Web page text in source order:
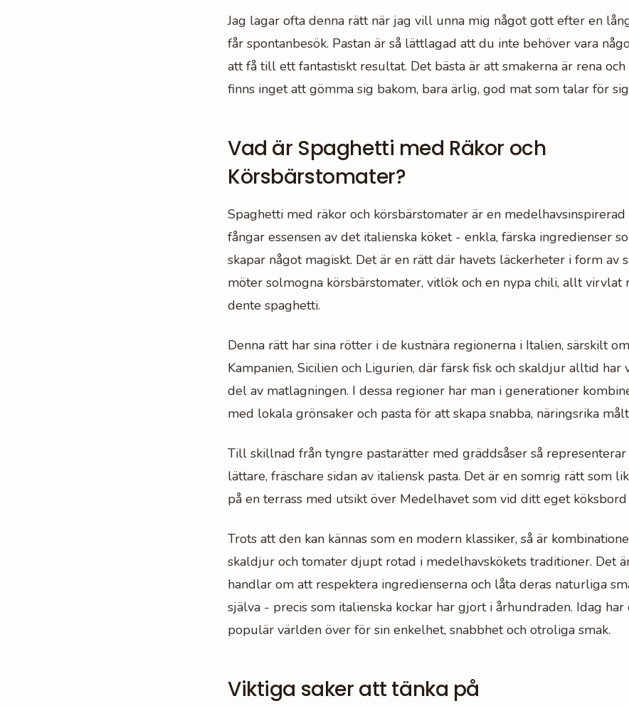
Jag lagar ofta denna rätt när jag vill unna mig något gott efter en
får spontanbesök. Pastan är så lättlagad att du inte behöver vara
att få till ett fantastiskt resultat. Det bästa är att smakerna är rena
finns inget att gömma sig bakom, bara ärlig, god mat som talar för
Vad är Spaghetti med Räkor och
Körsbärstomater?
Spaghetti med räkor och körsbärstomater är en
fångar essensen av det italienska köket - enkla, färska ingredienser
skapar något magiskt. Det är en rätt där havets läckerheter i form av
möter solmogna körsbärstomater, vitlök och en nypa chili, allt
dente spaghetti.
Denna rätt har sina rötter i de kustnära regionerna i Italien, särskilt
Kampanien, Sicilien och Ligurien, där färsk fisk och skaldjur alltid har
del av matlagningen. I dessa regioner har man i generationer
med lokala grönsaker och pasta för att skapa snabba, näringsrika
Till skillnad från tyngre pastarätter med gräddsåser så
lättare, fräschare sidan av italiensk pasta. Det är en somrig rätt som
på en terrass med utsikt över Medelhavet som vid ditt eget
Trots att den kan kännas som en modern klassiker, så är
skaldjur och tomater djupt rotad i medelhavskökets traditioner. Det
handlar om att respektera ingredienserna och låta deras naturliga
själva - precis som italienska kockar har gjort i århundraden. Idag
populär världen över för sin enkelhet, snabbhet och otroliga smak.
Viktiga saker att tänka på